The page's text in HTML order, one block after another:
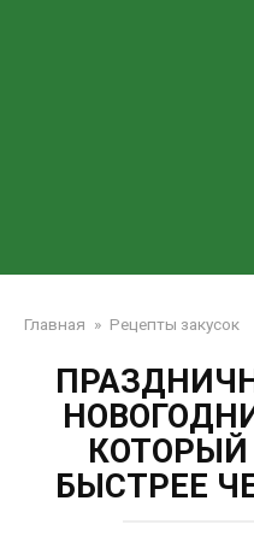
Главная » Рецепты закусок
КОТОРЫЙ
БЫСТРЕЕ